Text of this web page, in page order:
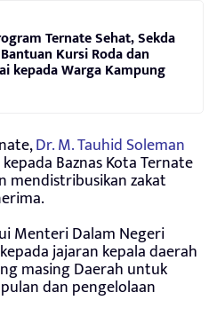
Ternate Sehat, Sekda
Kursi Roda dan
kepada Warga Kampung
Dr. M. Tauhid Soleman
Baznas Kota Ternate
mendistribusikan zakat
Menteri Dalam Negeri
jajaran kepala daerah
masing Daerah untuk
dan pengelolaan